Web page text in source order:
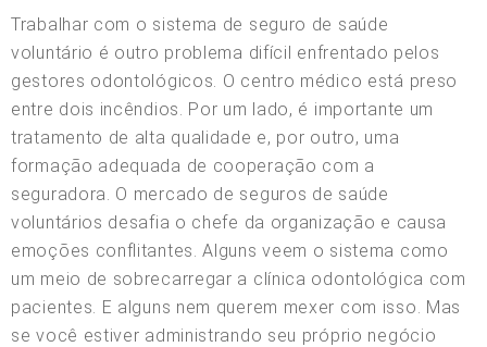
Trabalhar com o sistema de seguro de saúde
voluntário é outro problema difícil enfrentado pelos
gestores odontológicos. O centro médico está preso
entre dois incêndios. Por um lado, é importante um
tratamento de alta qualidade e, por outro, uma
formação adequada de cooperação com a
seguradora. O mercado de seguros de saúde
voluntários desafia o chefe da organização e causa
emoções conflitantes. Alguns veem o sistema como
um meio de sobrecarregar a clínica odontológica com
pacientes. E alguns nem querem mexer com isso. Mas
se você estiver administrando seu próprio negócio